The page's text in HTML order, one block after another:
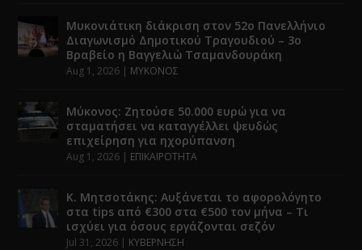
Μυκονιάτικη διάκριση στον 52ο Πανελλήνιο
Διαγωνισμό Δημοτικού Τραγουδιού – 3ο
Βραβείο η Βαγγελιώ Τσαμανδουράκη
Aug 1, 2026 | ΜΥΚΟΝΟΣ
Μύκονος: Ζητούσε 50.000 ευρώ για να
σταματήσει να καταγγέλλει ψευδώς
επιχείρηση για ηχορύπανση
Aug 1, 2026 | ΕΠΙΚΑΙΡΟΤΗΤΑ
Κ. Μητσοτάκης: Αυξάνεται το αφορολόγητο
στα tips από €300 στα €500 τον μήνα – Τι
ισχύει για όσους εργάζονται σεζόν
Jul 31, 2026 | ΚΥΒΕΡΝΗΣΗ